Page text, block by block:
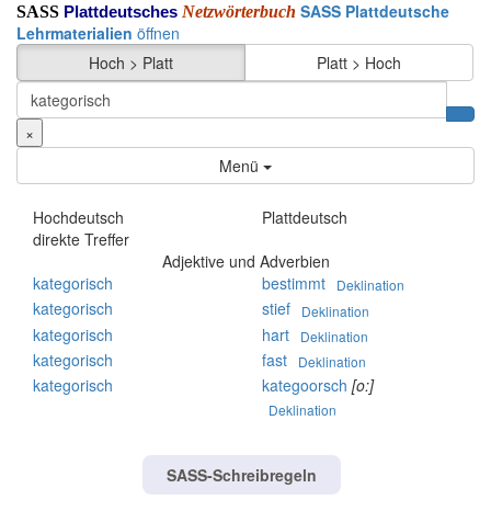
SASS Plattdeutsches Netzwörterbuch SASS Plattdeutsche
Lehrmaterialien öffnen
Hoch > Platt
Platt > Hoch
×
Menü
Hochdeutsch
Plattdeutsch
direkte Treffer
Adjektive und Adverbien
kategorisch
bestimmt Deklination
kategorisch stief Deklination
kategorisch hart Deklination
kategorisch fast Deklination
kategorisch kategoorsch [o:]
Deklination
SASS-Schreibregeln